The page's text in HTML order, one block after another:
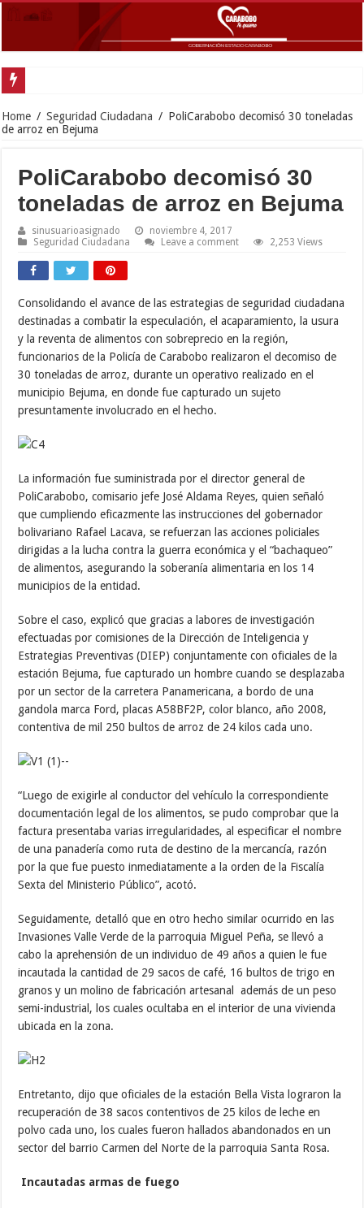
Home / Seguridad Ciudadana / PoliCarabobo decomisó 30 toneladas
de arroz en Bejuma
PoliCarabobo decomisó 30
toneladas de arroz en Bejuma
sinusuarioasignado
noviembre 4, 2017
Seguridad Ciudadana
Leave a comment 2,253 Views
Consolidando el avance de las estrategias de seguridad ciudadana
destinadas a combatir la especulación, el acaparamiento, la usura
y la reventa de alimentos con sobreprecio en la región,
funcionarios de la Policía de Carabobo realizaron el decomiso de
30 toneladas de arroz, durante un operativo realizado en el
municipio Bejuma, en donde fue capturado un sujeto
presuntamente involucrado en el hecho.
La información fue suministrada por el director general de
PoliCarabobo, comisario jefe José Aldama Reyes, quien señaló
que cumpliendo eficazmente las instrucciones del gobernador
bolivariano Rafael Lacava, se refuerzan las acciones policiales
dirigidas a la lucha contra la guerra económica y el “bachaqueo”
de alimentos, asegurando la soberanía alimentaria en los 14
municipios de la entidad.
Sobre el caso, explicó que gracias a labores de investigación
efectuadas por comisiones de la Dirección de Inteligencia y
Estrategias Preventivas (DIEP) conjuntamente con oficiales de la
estación Bejuma, fue capturado un hombre cuando se desplazaba
por un sector de la carretera Panamericana, a bordo de una
gandola marca Ford, placas A58BF2P, color blanco, año 2008,
contentiva de mil 250 bultos de arroz de 24 kilos cada uno.
“Luego de exigirle al conductor del vehículo la correspondiente
documentación legal de los alimentos, se pudo comprobar que la
factura presentaba varias irregularidades, al especificar el nombre
de una panadería como ruta de destino de la mercancía, razón
por la que fue puesto inmediatamente a la orden de la Fiscalía
Sexta del Ministerio Público”, acotó.
Seguidamente, detalló que en otro hecho similar ocurrido en las
Invasiones Valle Verde de la parroquia Miguel Peña, se llevó a
cabo la aprehensión de un individuo de 49 años a quien le fue
incautada la cantidad de 29 sacos de café, 16 bultos de trigo en
granos y un molino de fabricación artesanal además de un peso
semi-industrial, los cuales ocultaba en el interior de una vivienda
ubicada en la zona.
Entretanto, dijo que oficiales de la estación Bella Vista lograron la
recuperación de 38 sacos contentivos de 25 kilos de leche en
polvo cada uno, los cuales fueron hallados abandonados en un
sector del barrio Carmen del Norte de la parroquia Santa Rosa.
Incautadas armas de fuego